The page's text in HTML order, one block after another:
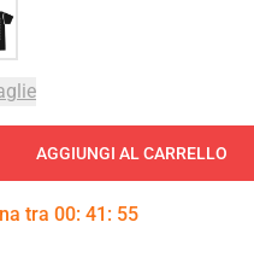
AGGIUNGI AL CARRELLO
tra 00: 41 : 54